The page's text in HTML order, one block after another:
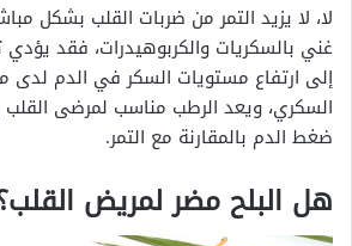
لا، لا يزيد التمر من ضربات القلب بشكل
غني بالسكريات والكربوهيدرات، فقد يؤدي
إلى ارتفاع مستويات السكر في الدم لدى
السكري، ويعد الرطب مناسب لمرضى القلب
ضغط الدم بالمقارنة مع التمر.
هل البلح مضر لمريض